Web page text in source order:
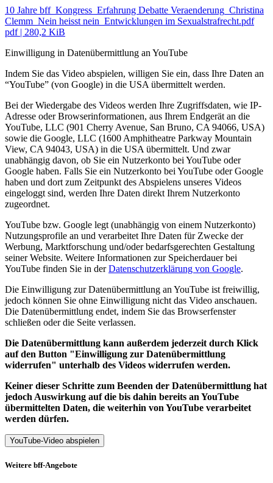
10 Jahre bff_Kongress_Erfahrung Debatte Veraenderung_Christina
Clemm_Nein heisst nein_Entwicklungen im Sexualstrafrecht.pdf
pdf| 280,2 KiB
Einwilligung in Datenübermittlung an YouTube
Indem Sie das Video abspielen, willigen Sie ein, dass Ihre Daten an
“YouTube” (von Google) in die USA übermittelt werden.
Bei der Wiedergabe des Videos werden Ihre Zugriffsdaten, wie IP-
Adresse oder Browserinformationen, aus Ihrem Endgerät an die
YouTube, LLC (901 Cherry Avenue, San Bruno, CA 94066, USA)
sowie die Google, LLC (1600 Amphitheatre Parkway Mountain
View, CA 94043, USA) in die USA übermittelt. Und zwar
unabhängig davon, ob Sie ein Nutzerkonto bei YouTube oder
Google haben. Falls Sie ein Nutzerkonto bei YouTube oder Google
haben und dort zum Zeitpunkt des Abspielens unseres Videos
eingeloggt sind, werden Ihre Daten direkt Ihrem Nutzerkonto
zugeordnet.
YouTube bzw. Google legt (unabhängig von einem Nutzerkonto)
Nutzungsprofile an und verarbeitet Ihre Daten für Zwecke der
Werbung, Marktforschung und/oder bedarfsgerechten Gestaltung
seiner Website. Weitere Informationen zur Speicherdauer bei
YouTube finden Sie in derDatenschutzerklärung von Google.
Die Einwilligung zur Datenübermittlung an YouTube ist freiwillig,
jedoch können Sie ohne Einwilligung nicht das Video anschauen.
Die Datenübermittlung endet, indem Sie das Browserfenster
schließen oder die Seite verlassen.
Die Datenübermittlung kann außerdem jederzeit durch Klick
auf den Button "Einwilligung zur Datenübermittlung
widerrufen" unterhalb des Videos widerrufen werden.
Keiner dieser Schritte zum Beenden der Datenübermittlung hat
jedoch Auswirkung auf die bis dahin bereits an YouTube
übermittelten Daten, die weiterhin von YouTube verarbeitet
werden dürfen.
YouTube-Video abspielen
Weitere bff-Angebote